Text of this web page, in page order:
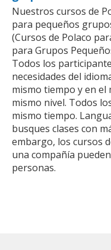
Nuestros cursos de
para pequeños
(Cursos de Polaco
para Grupos
Todos los
necesidades del
mismo tiempo y en el
mismo nivel. Todos
mismo tiempo.
busques clases con
embargo, los cursos
una compañía
personas.